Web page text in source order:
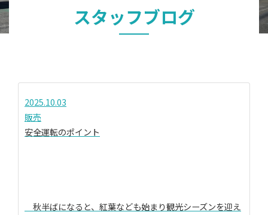
スタッフブログ
2025.10.03
販売
安全運転のポイント
秋半ばになると、紅葉なども始まり観光シーズンを迎え